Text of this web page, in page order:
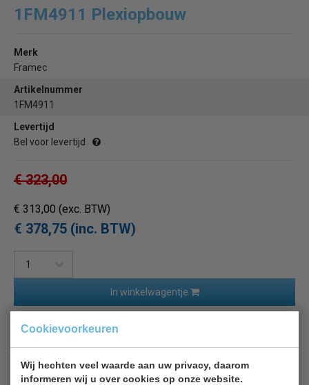
Cookievoorkeuren
Wij hechten veel waarde aan uw privacy, daarom
informeren wij u over cookies op onze website.
1FM4911 Plexiopbouw
Merk
Framec
Artikelnummer
1FM4911
Levertijd
Bel voor levertijd
€ 323,00
€ 313,00 (exc. BTW)
€ 378,75 (inc. BTW)
In winkelwagentje